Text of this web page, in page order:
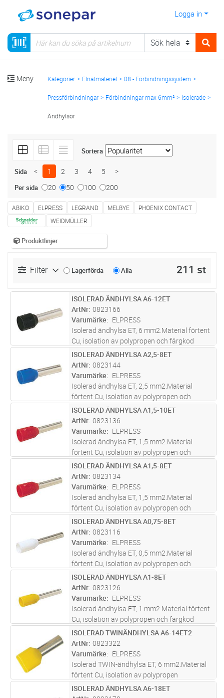
Logga in
Meny Kategorier Elnätmateriel 08 - Förbindningssystem
Pressförbindningar Förbindningar max 6mm² Isolerade
Ändhylsor
Sortera
Sida < 1 2 3 4 5 >
Per sida 20 50 100 200
ABIKO ELPRESS LEGRAND MELBYE
PHOENIX CONTACT
WEIDMÜLLER
Produktlinjer
Filter Lagerförda Alla 211 st
ST Lägg i kundvagn
ISOLERAD ÄNDHYLSA A6-12ET
ArtNr 0823166
Varumärke
ELPRESS
Isolerad ändhylsa ET, 6 mm2.Material förtent
Cu, isolation av polypropen och färgkod
W.Rekommenderat verktyg EEB0160.
ST Lägg i kundvagn
ISOLERAD ÄNDHYLSA A2,5-8ET
ArtNr 0823144
Varumärke
ELPRESS
Isolerad ändhylsa ET, 2,5 mm2.Material
förtent Cu, isolation av polypropen och
färgkod W.Rekommenderat verktyg EEB0160.
ST Lägg i kundvagn
ISOLERAD ÄNDHYLSA A1,5-10ET
ArtNr 0823136
Varumärke
ELPRESS
Isolerad ändhylsa ET, 1,5 mm2.Material
förtent Cu, isolation av polypropen och
färgkod W.Rekommenderat verktyg EEB0160.
ST Lägg i kundvagn
ISOLERAD ÄNDHYLSA A1,5-8ET
ArtNr 0823134
Varumärke
ELPRESS
Isolerad ändhylsa ET, 1,5 mm2.Material
förtent Cu, isolation av polypropen och
färgkod W.Rekommenderat verktyg EEB0160.
ST Lägg i kundvagn
ISOLERAD ÄNDHYLSA A0,75-8ET
ArtNr 0823116
Varumärke
ELPRESS
Isolerad ändhylsa ET, 0,5 mm2.Material
förtent Cu, isolation av polypropen och
färgkod W.Rekommenderat verktyg EEB0160.
ST Lägg i kundvagn
ISOLERAD ÄNDHYLSA A1-8ET
ArtNr 0823126
Varumärke
ELPRESS
Isolerad ändhylsa ET, 1 mm2.Material förtent
Cu, isolation av polypropen och färgkod
W.Rekommenderat verktyg EEB0160.
ST Lägg i kundvagn
ISOLERAD TWINÄNDHYLSA A6-14ET2
ArtNr 0823322
Varumärke
ELPRESS
Isolerad TWIN-ändhylsa ET, 6 mm2.Material
förtent Cu, isolation av polypropen
Rekommenderat verktyg GEB4010C-TWIN
eller EEB0160.
ST Lägg i kundvagn
ISOLERAD ÄNDHYLSA A6-18ET